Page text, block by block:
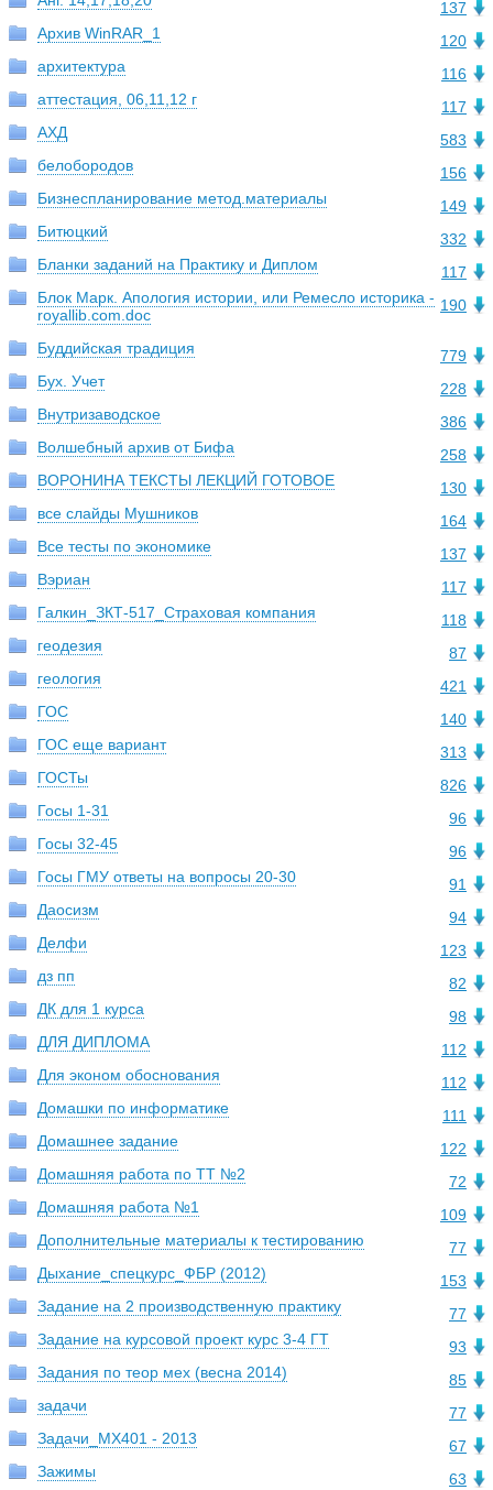
137
120
Архив WinRAR_1
116
архитектура
117
аттестация, 06,11,12 г
583
АХД
156
белобородов
149
Бизнеспланирование метод.материалы
332
Битюцкий
117
Бланки заданий на Практику и Диплом
190
Блок Марк. Апология истории, или Ремесло историка -
royallib.com.doc
779
Буддийская традиция
228
Бух. Учет
386
Внутризаводское
258
Волшебный архив от Бифа
130
ВОРОНИНА ТЕКСТЫ ЛЕКЦИЙ ГОТОВОЕ
164
все слайды Мушников
137
Все тесты по экономике
117
Вэриан
118
Галкин_ЗКТ-517_Страховая компания
87
геодезия
421
геология
140
ГОС
313
ГОС еще вариант
826
ГОСТы
96
Госы 1-31
96
Госы 32-45
91
Госы ГМУ ответы на вопросы 20-30
94
Даосизм
123
Делфи
82
дз пп
98
ДК для 1 курса
112
ДЛЯ ДИПЛОМА
112
Для эконом обоснования
111
Домашки по информатике
122
Домашнее задание
72
Домашняя работа по ТТ №2
109
Домашняя работа №1
77
Дополнительные материалы к тестированию
153
Дыхание_спецкурс_ФБР (2012)
77
Задание на 2 производственную практику
93
Задание на курсовой проект курс 3-4 ГТ
85
Задания по теор мех (весна 2014)
77
задачи
67
Задачи_МХ401 - 2013
63
Зажимы